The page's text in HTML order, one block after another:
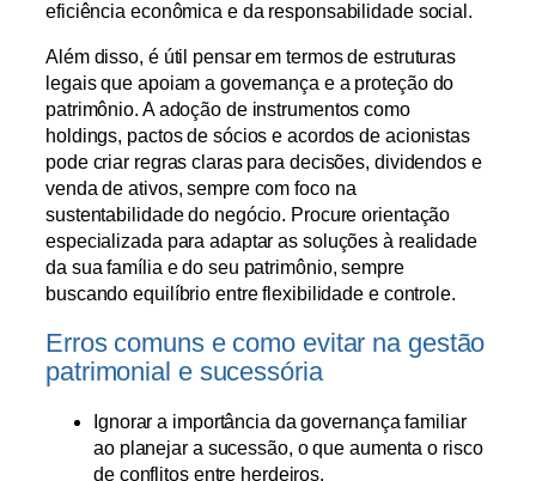
eficiência econômica e da responsabilidade social.
Além disso, é útil pensar em termos de estruturas
legais que apoiam a governança e a proteção do
patrimônio. A adoção de instrumentos como
holdings, pactos de sócios e acordos de acionistas
pode criar regras claras para decisões, dividendos e
venda de ativos, sempre com foco na
sustentabilidade do negócio. Procure orientação
especializada para adaptar as soluções à realidade
da sua família e do seu patrimônio, sempre
buscando equilíbrio entre flexibilidade e controle.
Erros comuns e como evitar na gestão
patrimonial e sucessória
Ignorar a importância da governança familiar
ao planejar a sucessão, o que aumenta o risco
de conflitos entre herdeiros.